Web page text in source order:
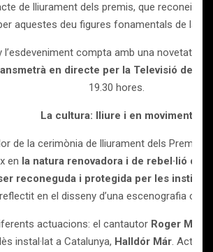
de lliurament dels premis, que
aquestes deu figures fonamentals de la
l’esdeveniment compta amb una novetat
en directe per la Televisió de
19.30 hores.
La cultura: lliure i en moviment
de la cerimònia de lliurament dels Premis
en la natura renovadora i de rebel·lió de
reconeguda i protegida per les
en el disseny d’una escenografia
actuacions: el cantautor Roger Mas
instal·lat a Catalunya, Halldór Már.